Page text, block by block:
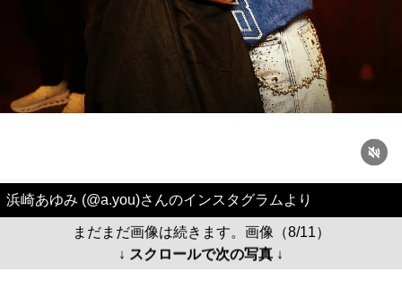
浜崎あゆみ (@a.you)さんのインスタグラムより
まだまだ画像は続きます。画像（8/11）
↓ スクロールで次の写真 ↓